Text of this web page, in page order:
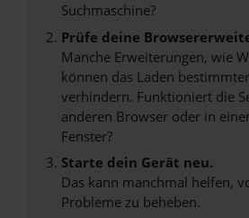
Suchmaschine?
Prüfe deine
Manche Erweiterungen, wie
können das Laden
verhindern. Funktioniert die
anderen Browser oder in
Fenster?
Starte dein Gerät neu.
Das kann manchmal helfen,
Probleme zu beheben.